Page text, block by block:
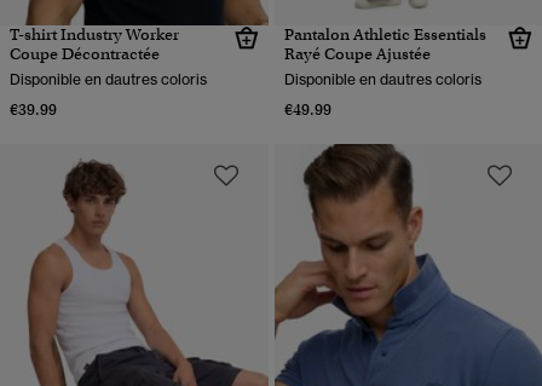
T-shirt Industry Worker
Coupe Décontractée
Disponible en dautres coloris
€39.99
Pantalon Athletic Essentials
Rayé Coupe Ajustée
Disponible en dautres coloris
€49.99